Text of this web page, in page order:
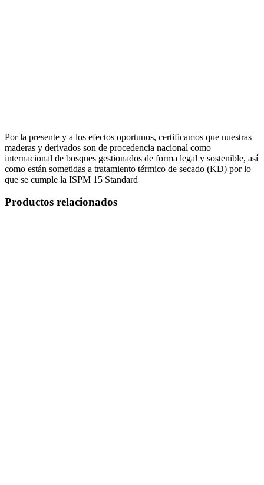
Por la presente y a los efectos oportunos, certificamos que nuestras
maderas y derivados son de procedencia nacional como
internacional de bosques gestionados de forma legal y sostenible, así
como están sometidas a tratamiento térmico de secado (KD) por lo
que se cumple la ISPM 15 Standard
Productos relacionados